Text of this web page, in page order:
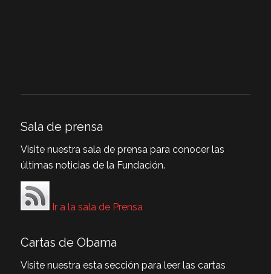
Sala de prensa
Visite nuestra sala de prensa para conocer las
últimas noticias de la Fundación.
Ir a la sala de Prensa
Cartas de Obama
Visite nuestra esta sección para leer las cartas